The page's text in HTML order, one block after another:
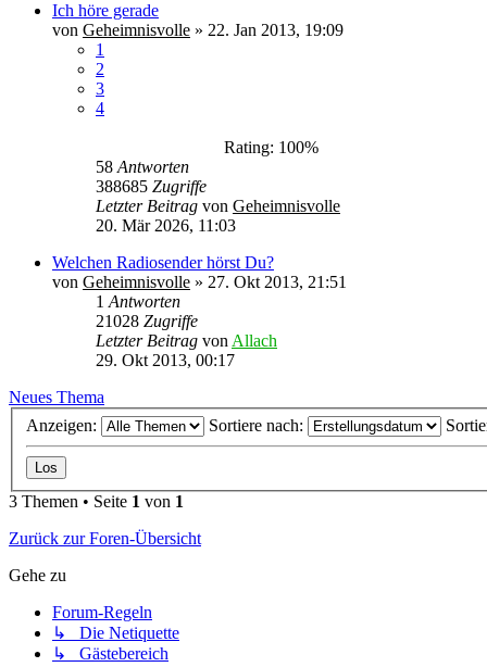
Ich höre gerade
von Geheimnisvolle » 22. Jan 2013, 19:09
1
2
3
4
Rating: 100%
58Antworten
388685 Zugriffe
Letzter Beitrag von Geheimnisvolle
20. Mär 2026, 11:03
Welchen Radiosender hörst Du?
von Geheimnisvolle » 27. Okt 2013, 21:51
1Antworten
21028 Zugriffe
Letzter Beitrag vonAllach
29. Okt 2013, 00:17
Neues Thema
Anzeigen:
Sortiere nach:
3 Themen • Seite 1 von 1
Zurück zur Foren-Übersicht
Gehe zu
Forum-Regeln
↳ Die Netiquette
↳ Gästebereich